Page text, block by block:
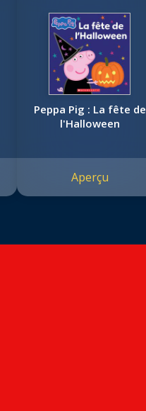
Peppa Pig : La fête de
l'Halloween
Aperçu